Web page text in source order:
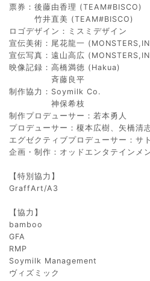
票券：後藤由香理 (TEAM#BISCO)
竹井直美 (TEAM#BISCO)
ロゴデザイン：ミスミデザイン
宣伝美術：尾花龍一
宣伝写真：遠山高広
映像記録：高橋満徳 (Hakua)
斉藤良平
制作協力：Soymilk Co.
神保希枝
制作プロデューサー：若本勇人
プロデューサー：榎本広樹、矢橋清
エグゼクティブプロデューサー：サ
企画・制作：オッドエンタテインメ
【特別協力】
GraffArt/A3
【協力】
bamboo
GFA
RMP
Soymilk Management
ヴィズミック